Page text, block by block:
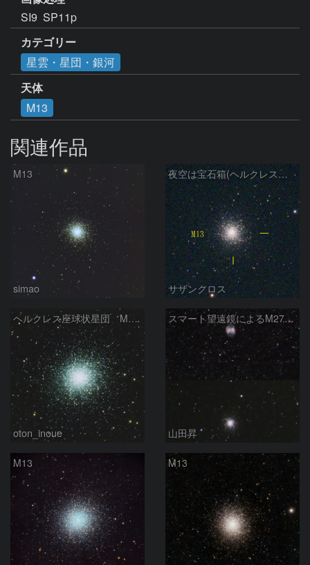
SI9  SP11p
カテゴリー
星雲・星団・銀河
天体
M13
関連作品
M13
simao
夜空は宝石箱(ヘルクレス座 M13) Seestar50
サザンクロス
ヘルクレス座球状星団 M１３（RGB合成）
oton_inoue
スマート望遠鏡によるM27とM13
山田昇
M13 M13